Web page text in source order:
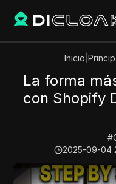
Inicio
La forma
con Shopify
#
2025-09-04
Play Video:La forma